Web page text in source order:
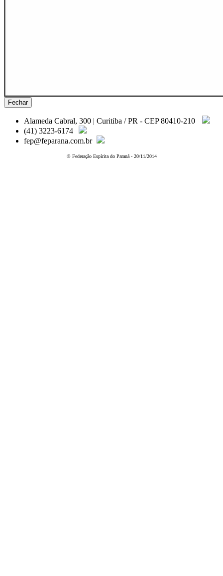
Fechar
Alameda Cabral, 300 | Curitiba / PR - CEP 80410-210
(41) 3223-6174
fep@feparana.com.br
© Federação Espírita do Paraná - 20/11/2014